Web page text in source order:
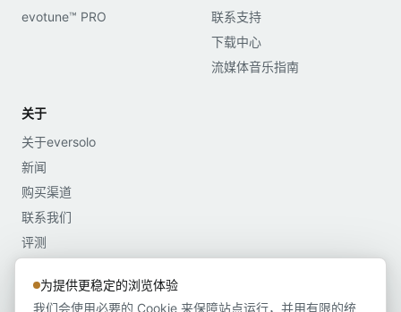
evotune™ PRO
联系支持
下载中心
流媒体音乐指南
关于
关于eversolo
新闻
购买渠道
联系我们
评测
为提供更稳定的浏览体验
我们会使用必要的 Cookie 来保障站点运行，并用有限的统